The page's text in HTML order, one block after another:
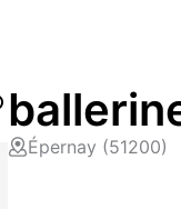
Épernay (51200)